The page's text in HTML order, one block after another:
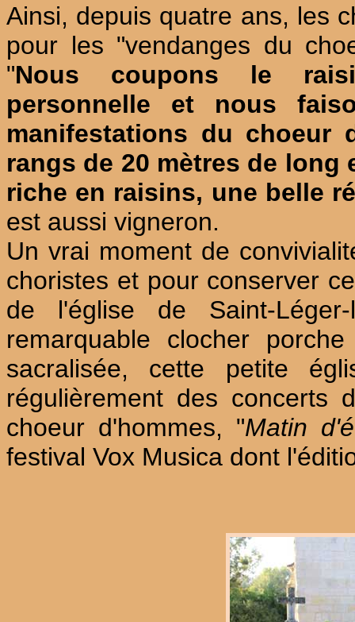
Ainsi, depuis quatre ans, les
pour les "vendanges du
"Nous coupons le
personnelle et nous
manifestations du choeur
rangs de 20 mètres de
riche en raisins, une belle
est aussi vigneron.
Un vrai moment de
choristes et pour conserver
de l'église de Saint-
remarquable clocher
sacralisée, cette petite
régulièrement des concerts
choeur d'hommes, "Matin
festival Vox Musica dont